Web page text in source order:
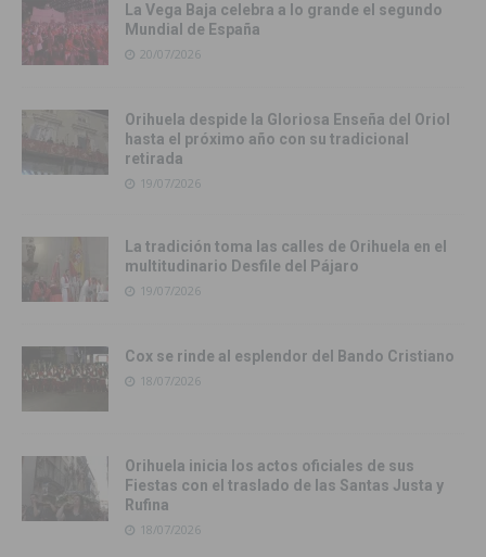
La Vega Baja celebra a lo grande el segundo
Mundial de España
20/07/2026
Orihuela despide la Gloriosa Enseña del Oriol
hasta el próximo año con su tradicional
retirada
19/07/2026
La tradición toma las calles de Orihuela en el
multitudinario Desfile del Pájaro
19/07/2026
Cox se rinde al esplendor del Bando Cristiano
18/07/2026
Orihuela inicia los actos oficiales de sus
Fiestas con el traslado de las Santas Justa y
Rufina
18/07/2026